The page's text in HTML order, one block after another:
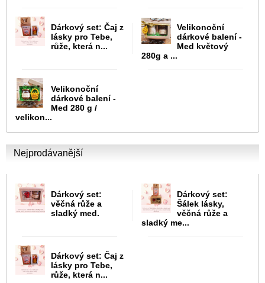
Dárkový set: Čaj z
lásky pro Tebe,
růže, která n...
Velikonoční
dárkové balení -
Med květový
280g a ...
Velikonoční
dárkové balení -
Med 280 g /
velikon...
Nejprodávanější
Dárkový set:
věčná růže a
sladký med.
Dárkový set:
Šálek lásky,
věčná růže a
sladký me...
Dárkový set: Čaj z
lásky pro Tebe,
růže, která n...